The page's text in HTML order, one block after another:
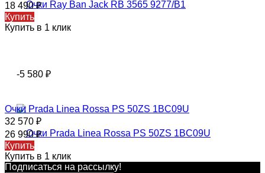
18 490₽
Купить
Купить в 1 клик
-5 580 ₽
Очки Prada Linea Rossa PS 50ZS 1BC09U
32 570 ₽
26 990₽
Купить
Купить в 1 клик
Подписаться на рассылкy!